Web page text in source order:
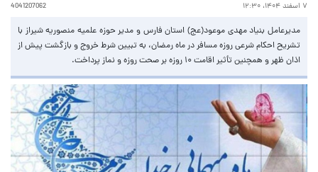
۷ اسفند ۱۴۰۴، ۱۲:۳۰ 4041207062
مدیرعامل بنیاد مهدی موعود(عج) استان فارس و مدیر حوزه علمیه منصوریه شیراز با
تشریح احکام شرعی روزه مسافر در ماه رمضان، به تبیین شرط خروج و بازگشت پیش از
اذان ظهر و همچنین تأثیر اقامت ۱۰ روزه بر صحت روزه و نماز پرداخت.